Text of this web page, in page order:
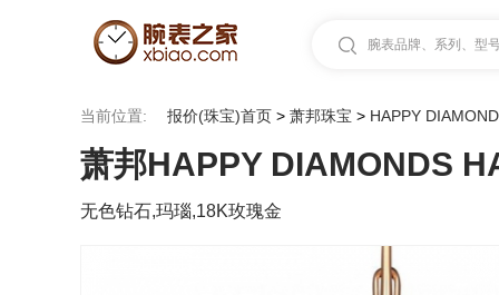
腕表品牌、系列、型
当前位置: 报价(珠宝)首页 > 萧邦珠宝 > HAPPY
萧邦HAPPY DIAMONDS
无色钻石,玛瑙,18K玫瑰金